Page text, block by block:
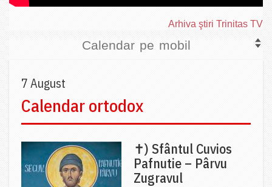
Arhiva ştiri Trinitas TV
Calendar pe mobil
7 August
Calendar ortodox
✝) Sfântul Cuvios
Pafnutie – Pârvu
Zugravul